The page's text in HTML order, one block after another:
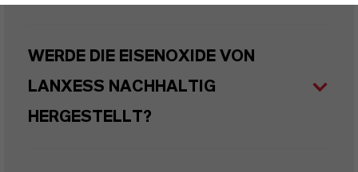
WERDE DIE EISENOXIDE VON
LANXESS NACHHALTIG
HERGESTELLT?